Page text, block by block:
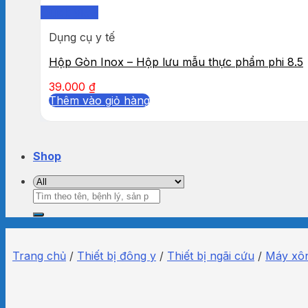
Dụng cụ y tế
Hộp Gòn Inox – Hộp lưu mẫu thực phẩm phi 8.5
39.000 ₫
Thêm vào giỏ hàng
Shop
Tìm
kiếm:
Trang chủ / Thiết bị đông y / Thiết bị ngãi cứu / Máy